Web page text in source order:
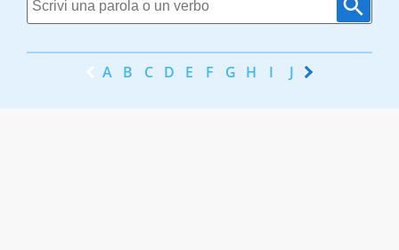
A B C D E F G H I J K